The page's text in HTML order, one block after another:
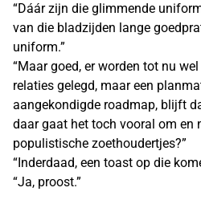
“Dáár zijn die glimmende
van die bladzijden lange
uniform.”
“Maar goed, er worden tot nu
relaties gelegd, maar een
aangekondigde roadmap, blijft
daar gaat het toch vooral om en
populistische zoethoudertjes?”
“Inderdaad, een toast op die
“Ja, proost.”